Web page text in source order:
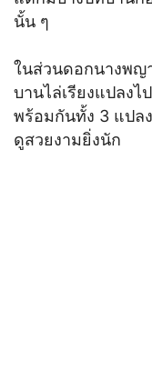
นั้น ๆ
ในส่วนดอกนางพญ
บานไล่เรียงแปลง
พร้อมกันทั้ง 3 แปล
ดูสวยงามยิ่งนัก